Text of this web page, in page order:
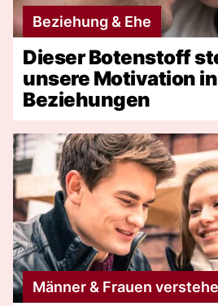
Beziehung & Ehe
Dieser Botenstoff
unsere Motivation in
Beziehungen
Männer & Frauen